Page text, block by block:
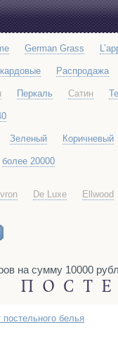
German Grass
Распродажа
Перкаль Сатин
Зеленый Коричневый
более 20000
De Luxe Ellwood
на сумму 10000
постельного белья